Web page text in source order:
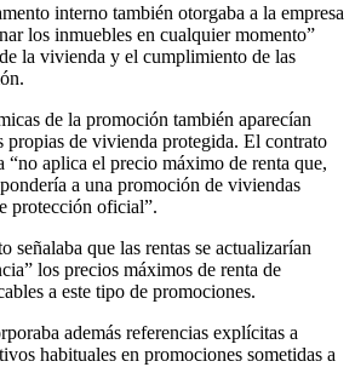
interno también otorgaba a la empresa
los inmuebles en cualquier momento”
la vivienda y el cumplimiento de las
de la promoción también aparecían
propias de vivienda protegida. El contrato
“no aplica el precio máximo de renta que,
a una promoción de viviendas
protección oficial”.
señalaba que las rentas se actualizarían
los precios máximos de renta de
a este tipo de promociones.
además referencias explícitas a
habituales en promociones sometidas a